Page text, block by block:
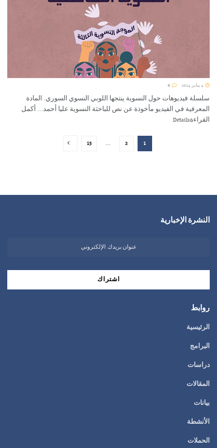
سلسلة فيديوهات حول النسوية ينتجها اللوبي النسوي السوري. المادة
المعرفية في الفيديو مأخوذة عن نص للباحثة النسوية عليا أحمد... أكمل
القراءةDetails
1
2
…
15
النشرة الإخبارية
روابط
الرئيسية
البرامج
دراسات
المقالات
بيانات
الأنشطة
الحملات